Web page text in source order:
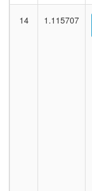
14 1.115707